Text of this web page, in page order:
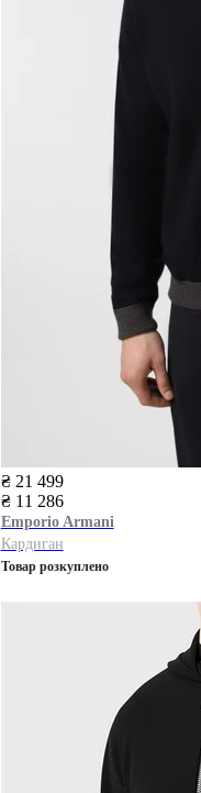
₴ 21 499
₴ 11 286
Emporio Armani
Кардиган
Товар розкуплено